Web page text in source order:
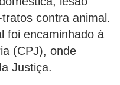
contra animal.
foi encaminhado à
(CPJ), onde
Justiça.